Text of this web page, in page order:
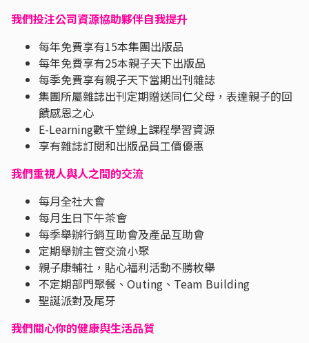
我們投注公司資源協助夥伴自我提升
每年免費享有15本集團出版品
每年免費享有25本親子天下出版品
每季免費享有親子天下當期出刊雜誌
集團所屬雜誌出刊定期贈送同仁父母，表達親子的回
饋感恩之心
E-Learning數千堂線上課程學習資源
享有雜誌訂閱和出版品員工價優惠
我們重視人與人之間的交流
每月全社大會
每月生日下午茶會
每季舉辦行銷互助會及產品互助會
定期舉辦主管交流小聚
親子康輔社，貼心福利活動不勝枚舉
不定期部門聚餐、Outing、Team Building
聖誕派對及尾牙
我們關心你的健康與生活品質